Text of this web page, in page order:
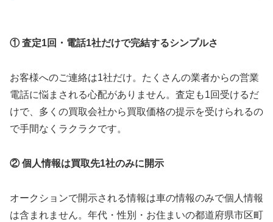
① 査定1回・電話1社だけで完結するシンプルさ
お客様へのご連絡は1社だけ。たくさんの業者からの営業
電話に悩まされる心配がありません。査定も1回受けるだ
けで、多くの買取会社から買取価格の提示を受けられるの
で手間なくラクラクです。
② 個人情報は買取先1社のみに開示
オークションで開示される情報は車の情報のみで個人情報
は含まれません。年代・性別・お住まいの都道府県市区町